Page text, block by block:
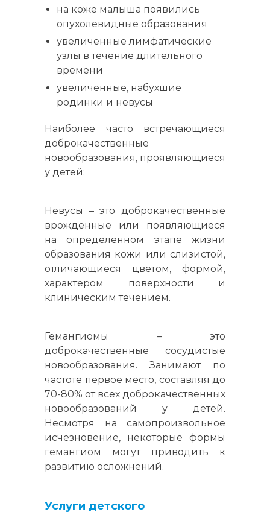
на коже малыша появились
опухолевидные образования
увеличенные лимфатические
узлы в течение длительного
времени
увеличенные, набухшие
родинки и невусы
Наиболее часто встречающиеся
доброкачественные
новообразования, проявляющиеся
у детей:
Невусы – это доброкачественные
врожденные или появляющиеся
на определенном этапе жизни
образования кожи или слизистой,
отличающиеся цветом, формой,
характером поверхности и
клиническим течением.
Гемангиомы – это
доброкачественные сосудистые
новообразования. Занимают по
частоте первое место, составляя до
70-80% от всех доброкачественных
новообразований у детей.
Несмотря на самопроизвольное
исчезновение, некоторые формы
гемангиом могут приводить к
развитию осложнений.
Услуги детского